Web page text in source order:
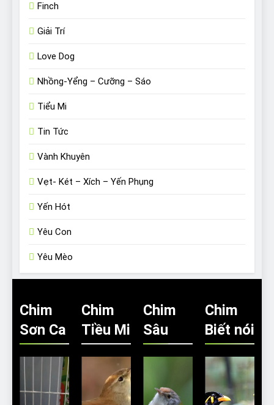
Finch
Giải Trí
Love Dog
Nhồng-Yểng – Cưỡng – Sáo
Tiểu Mi
Tin Tức
Vành Khuyên
Vẹt- Két – Xích – Yến Phụng
Yến Hót
Yêu Con
Yêu Mèo
Chim
Sơn Ca
Chim
Tiều Mi
Chim
Sâu
Chim
Biết nói